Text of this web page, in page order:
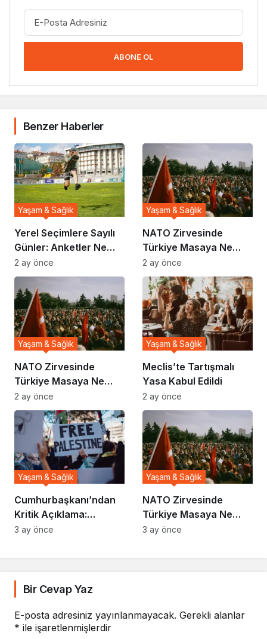
ABONE OL
Benzer Haberler
Yerel Seçimlere Sayılı
Günler: Anketler Ne
Gösteriyor?
Yaşam & Sağlık
2 ay önce
NATO Zirvesinde
Türkiye Masaya Ne
Taşıdı?
Yaşam & Sağlık
2 ay önce
NATO Zirvesinde
Türkiye Masaya Ne
Taşıdı?
Yaşam & Sağlık
2 ay önce
Meclis’te Tartışmalı
Yasa Kabul Edildi
Yaşam & Sağlık
2 ay önce
Cumhurbaşkanı’ndan
Kritik Açıklama:
Gündem Sarsıldı
Yaşam & Sağlık
3 ay önce
NATO Zirvesinde
Türkiye Masaya Ne
Taşıdı?
Yaşam & Sağlık
3 ay önce
Bir Cevap Yaz
E-posta adresiniz yayınlanmayacak. Gerekli alanlar
* ile işaretlenmişlerdir